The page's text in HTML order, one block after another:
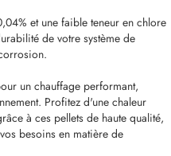
et une faible teneur en chlore
de votre système de
un chauffage performant,
Profitez d'une chaleur
à ces pellets de haute qualité,
besoins en matière de